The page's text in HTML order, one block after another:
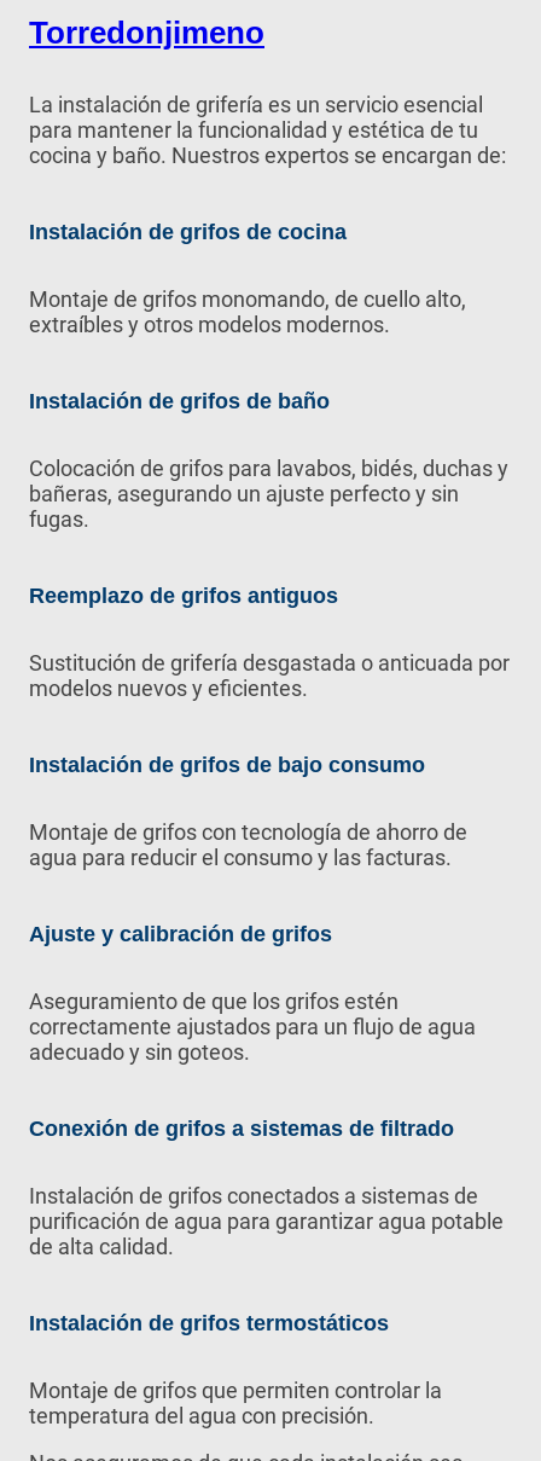
Torredonjimeno
La instalación de grifería es un servicio esencial
para mantener la funcionalidad y estética de tu
cocina y baño. Nuestros expertos se encargan de:
Instalación de grifos de cocina
Montaje de grifos monomando, de cuello alto,
extraíbles y otros modelos modernos.
Instalación de grifos de baño
Colocación de grifos para lavabos, bidés, duchas y
bañeras, asegurando un ajuste perfecto y sin
fugas.
Reemplazo de grifos antiguos
Sustitución de grifería desgastada o anticuada por
modelos nuevos y eficientes.
Instalación de grifos de bajo consumo
Montaje de grifos con tecnología de ahorro de
agua para reducir el consumo y las facturas.
Ajuste y calibración de grifos
Aseguramiento de que los grifos estén
correctamente ajustados para un flujo de agua
adecuado y sin goteos.
Conexión de grifos a sistemas de filtrado
Instalación de grifos conectados a sistemas de
purificación de agua para garantizar agua potable
de alta calidad.
Instalación de grifos termostáticos
Montaje de grifos que permiten controlar la
temperatura del agua con precisión.